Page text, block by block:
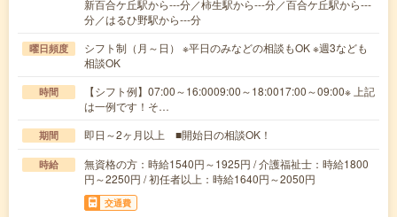
新百合ケ丘駅から---分／柿生駅から---分／百合ケ丘駅から---
分／はるひ野駅から---分
曜日頻度
シフト制（月～日） ※平日のみなどの相談もOK ※週3なども
相談OK
時間
【シフト例】07:00～16:0009:00～18:0017:00～09:00※ 上記
は一例です！そ…
期間 即日～2ヶ月以上 ■開始日の相談OK！
時給
無資格の方：時給1540円～1925円 / 介護福祉士：時給1800
円～2250円 / 初任者以上：時給1640円～2050円
交通費